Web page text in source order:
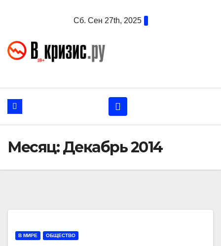
Сб. Сен 27th, 2025
Месяц:Декабрь 2014
В МИРЕ ОБЩЕСТВО